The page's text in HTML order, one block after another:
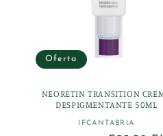
Oferta
NEORETIN TRANSITION
DESPIGMENTANTE 50ML
Proveedor:
IFCANTABRIA